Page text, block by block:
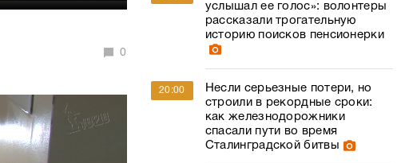
0
услышал ее голос»: волонтеры
рассказали трогательную
историю поисков пенсионерки
20:00
Несли серьезные потери, но
строили в рекордные сроки:
как железнодорожники
спасали пути во время
Сталинградской битвы